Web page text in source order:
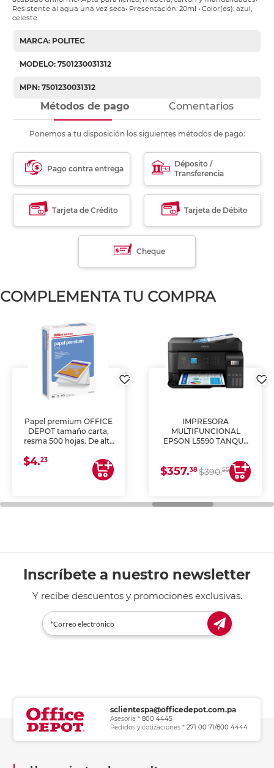
Resistente al agua una vez seca• Presentación: 20ml • Color(es): azul,
celeste
MARCA: POLITEC
MODELO: 7501230031312
MPN: 7501230031312
Métodos de pago Comentarios
Ponemos a tu disposición los siguientes métodos de pago:
Pago contra entrega
Déposito /
Transferencia
Tarjeta de Crédito Tarjeta de Débito
Cheque
COMPLEMENTA TU COMPRA
Papel premium OFFICE
DEPOT tamaño carta,
resma 500 hojas. De alta
uniforme, ideal para
impresoras de inyección
de tinta y láser,
general de oficina.
$4.23
IMPRESORA
MULTIFUNCIONAL
EPSON L5590 TANQUE
COPIA Y ESCANEA)
$357.38$390.55
Inscríbete a nuestro newsletter
Y recibe descuentos y promociones exclusivas.
sclientespa@officedepot.com.pa
Asesoría * 800 4445
Pedidos y cotizaciones * 271 00 71/800 4444